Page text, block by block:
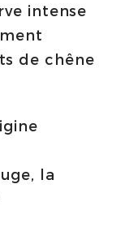
intense
de chêne
la